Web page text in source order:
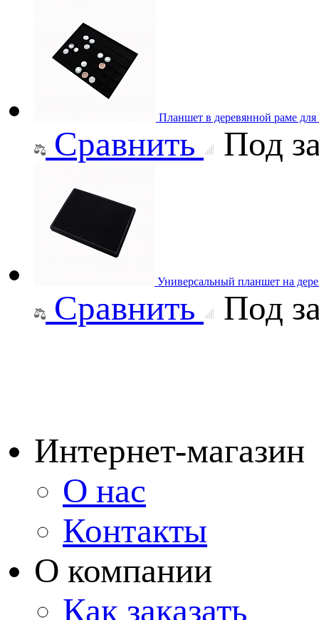
Планшет в деревянной раме
Сравнить Под
Универсальный планшет на
Сравнить Под
Интернет-магазин
О нас
Контакты
О компании
Как заказать